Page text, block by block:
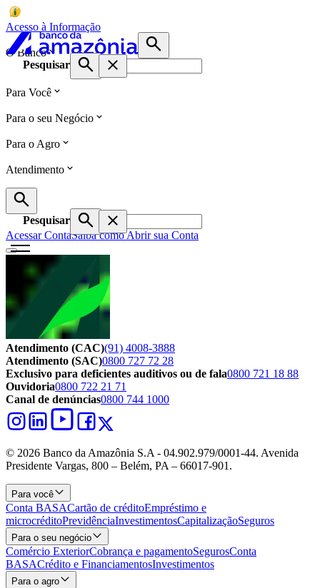
Acesso à Informação
O Banco
Pesquisar
Para Você
Para o seu Negócio
Para o Agro
Atendimento
Pesquisar
Acessar ContaSaiba como Abrir sua Conta
Atendimento (CAC)(91) 4008-3888
Atendimento (SAC)0800 727 72 28
Exclusivo para deficientes auditivos ou de fala0800 721 18 88
Ouvidoria0800 722 21 71
Canal de denúncias0800 744 1000
© 2026 Banco da Amazônia S.A - 04.902.979/0001‐44. Avenida
Presidente Vargas, 800 – Belém, PA – 66017-901.
Para você
Conta BASACartão de créditoEmpréstimo e
microcréditoPrevidênciaInvestimentosCapitalizaçãoSeguros
Para o seu negócio
Comércio ExteriorCobrança e pagamentoSegurosConta
BASACrédito e FinanciamentosInvestimentos
Para o agro